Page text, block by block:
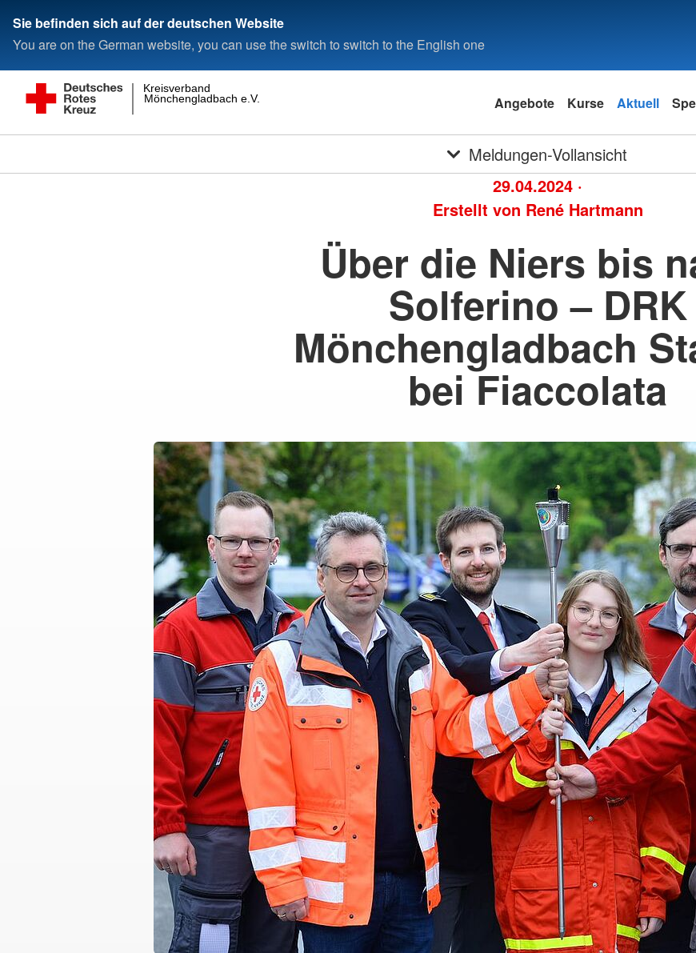
Sie befinden sich auf der deutschen Website
You are on the German website, you can use the switch to switch to the English one
Mönchengladbach e.V.
Kreisverband
Angebote Kurse Aktuell
Meldungen-Vollansicht
29.04.2024 ·
Erstellt von René Hartmann
Über die Niers bis
Solferino – DRK
Mönchengladbach
bei Fiaccolata